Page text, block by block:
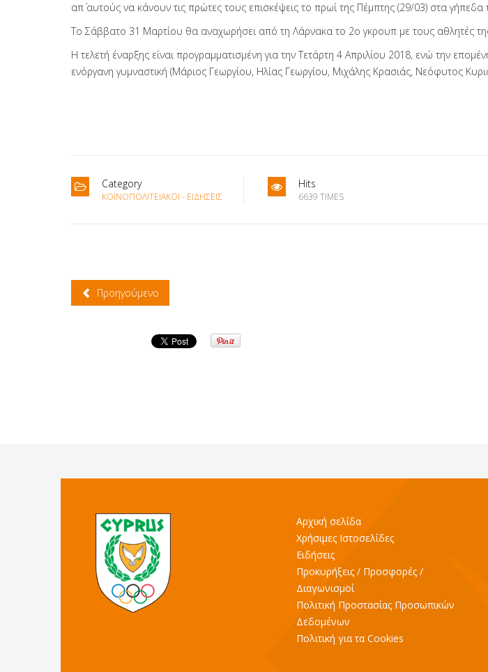
απ΄ αυτούς να κάνουν τις πρώτες τους επισκέψεις το πρωί της Πέμπτης (29/03) στα
Το Σάββατο 31 Μαρτίου θα αναχωρήσει από τη Λάρνακα το 2ο γκρουπ με τους αθλητές
Η τελετή έναρξης είναι προγραμματισμένη για την Τετάρτη 4 Απριλίου 2018, ενώ την
ενόργανη γυμναστική (Μάριος Γεωργίου, Ηλίας Γεωργίου, Μιχάλης Κρασιάς, Νεόφυτος
Category
ΚΟΙΝΟΠΟΛΙΤΕΙΑΚΟΊ - ΕΙΔΉΣΕΙΣ
Hits
6639 TIMES
Προηγούμενο
Αρχική σελίδα
Χρήσιμες Ιστοσελίδες
Ειδήσεις
Προκυρήξεις / Προσφορές /
Διαγωνισμοί
Πολιτική Προστασίας Προσωπικών
Δεδομένων
Πολιτική για τα Cookies